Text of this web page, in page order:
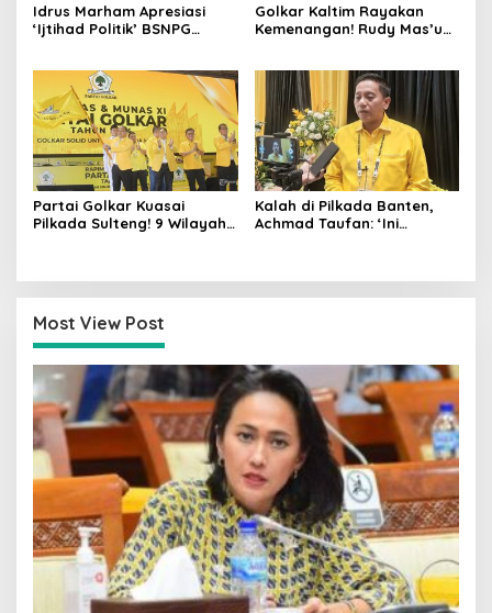
Idrus Marham Apresiasi
‘Ijtihad Politik’ BSNPG
Utama di Pemilu!
Golkar Kaltim Rayakan
Kemenangan! Rudy Mas’ud-
Partai Golkar Kuasai
Pilkada Sulteng! 9 Wilayah
Kalah di Pilkada Banten,
Achmad Taufan: ‘Ini
Most View Post